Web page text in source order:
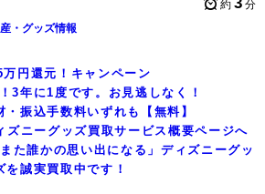
約
分
・グッズ情報
万円還元！キャンペーン
3年に1度です。お見逃しなく！
・振込手数料いずれも【無料】
た誰かの思い出になる」ディズニーグッ
を誠実買取中です！